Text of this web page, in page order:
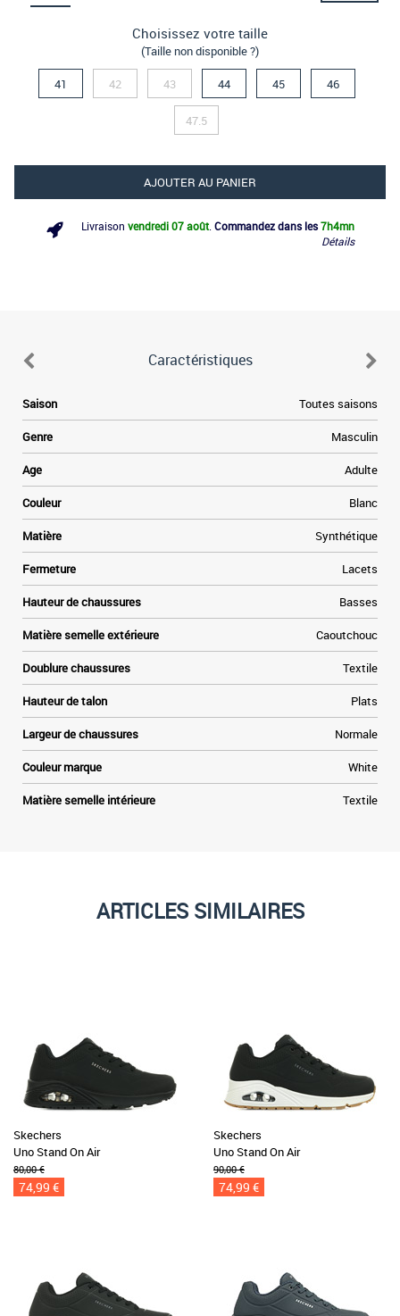
Choisissez votre taille
(Taille non disponible ?)
41 42 43 44 45 46
47.5
AJOUTER AU PANIER
Livraison vendredi 07 août. Commandez dans les 7h4mn
Détails
Caractéristiques
Saison Toutes saisons
Genre Masculin
Age Adulte
Couleur Blanc
Matière Synthétique
Fermeture Lacets
Hauteur de chaussures Basses
Matière semelle extérieure Caoutchouc
Doublure chaussures Textile
Hauteur de talon Plats
Largeur de chaussures Normale
Couleur marque White
Matière semelle intérieure Textile
ARTICLES SIMILAIRES
Skechers
Uno Stand On Air
80,00 €
74,99 €
Skechers
Uno Stand On Air
90,00 €
74,99 €